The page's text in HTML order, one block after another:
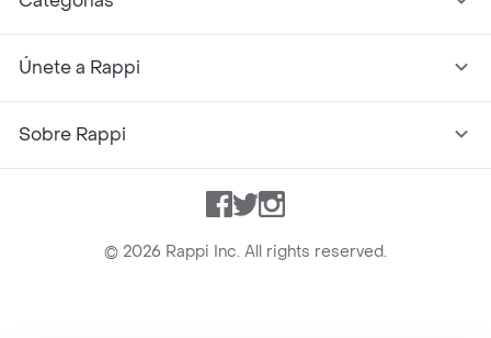
Únete a Rappi
Sobre Rappi
Facebook
TwitterInstagram
© 2026 Rappi Inc. All rights reserved.